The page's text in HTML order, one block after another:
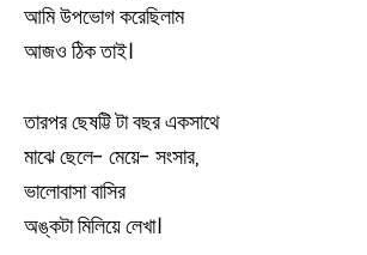
আমি উপভোগ করেছিলাম
আজও ঠিক তাই।
তারপর ছেষট্টি টা বছর একসাথে
মাঝে ছেলে- মেয়ে- সংসার,
ভালোবাসা বাসির
অঙ্কটা মিলিয়ে লেখা।